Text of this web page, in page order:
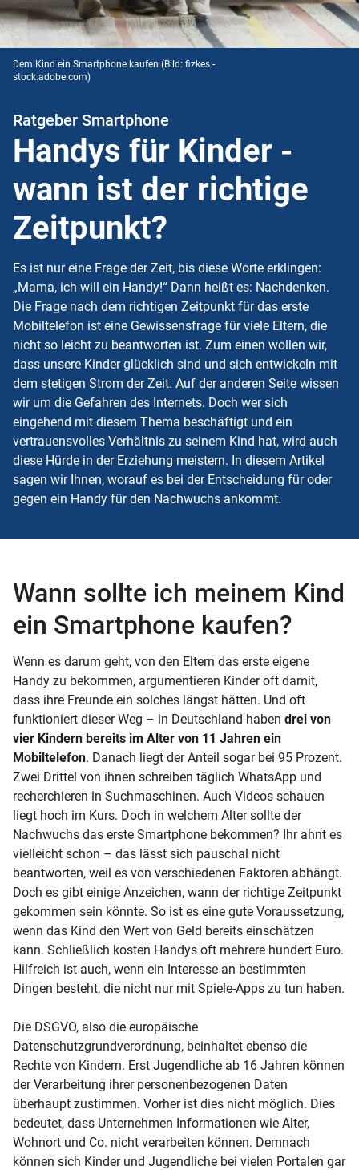
Dem Kind ein Smartphone kaufen (Bild: fizkes -
stock.adobe.com)
Ratgeber Smartphone
Handys für Kinder -
wann ist der richtige
Zeitpunkt?
Es ist nur eine Frage der Zeit, bis diese Worte erklingen:
„Mama, ich will ein Handy!“ Dann heißt es: Nachdenken.
Die Frage nach dem richtigen Zeitpunkt für das erste
Mobiltelefon ist eine Gewissensfrage für viele Eltern, die
nicht so leicht zu beantworten ist. Zum einen wollen wir,
dass unsere Kinder glücklich sind und sich entwickeln mit
dem stetigen Strom der Zeit. Auf der anderen Seite wissen
wir um die Gefahren des Internets. Doch wer sich
eingehend mit diesem Thema beschäftigt und ein
vertrauensvolles Verhältnis zu seinem Kind hat, wird auch
diese Hürde in der Erziehung meistern. In diesem Artikel
sagen wir Ihnen, worauf es bei der Entscheidung für oder
gegen ein Handy für den Nachwuchs ankommt.
Wann sollte ich meinem Kind
ein Smartphone kaufen?
Wenn es darum geht, von den Eltern das erste eigene
Handy zu bekommen, argumentieren Kinder oft damit,
dass ihre Freunde ein solches längst hätten. Und oft
funktioniert dieser Weg – in Deutschland haben drei von
vier Kindern bereits im Alter von 11 Jahren ein
Mobiltelefon. Danach liegt der Anteil sogar bei 95 Prozent.
Zwei Drittel von ihnen schreiben täglich WhatsApp und
recherchieren in Suchmaschinen. Auch Videos schauen
liegt hoch im Kurs. Doch in welchem Alter sollte der
Nachwuchs das erste Smartphone bekommen? Ihr ahnt es
vielleicht schon – das lässt sich pauschal nicht
beantworten, weil es von verschiedenen Faktoren abhängt.
Doch es gibt einige Anzeichen, wann der richtige Zeitpunkt
gekommen sein könnte. So ist es eine gute Voraussetzung,
wenn das Kind den Wert von Geld bereits einschätzen
kann. Schließlich kosten Handys oft mehrere hundert Euro.
Hilfreich ist auch, wenn ein Interesse an bestimmten
Dingen besteht, die nicht nur mit Spiele-Apps zu tun haben.
Die DSGVO, also die europäische
Datenschutzgrundverordnung, beinhaltet ebenso die
Rechte von Kindern. Erst Jugendliche ab 16 Jahren können
der Verarbeitung ihrer personenbezogenen Daten
überhaupt zustimmen. Vorher ist dies nicht möglich. Dies
bedeutet, dass Unternehmen Informationen wie Alter,
Wohnort und Co. nicht verarbeiten können. Demnach
können sich Kinder und Jugendliche bei vielen Portalen gar